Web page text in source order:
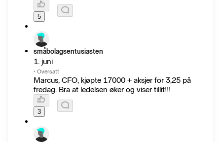
5
småbolagsentusiasten
1. juni
· Oversatt
Marcus, CFO, kjøpte 17000 + aksjer for 3,25 på
fredag. Bra at ledelsen øker og viser tillit!!!
3